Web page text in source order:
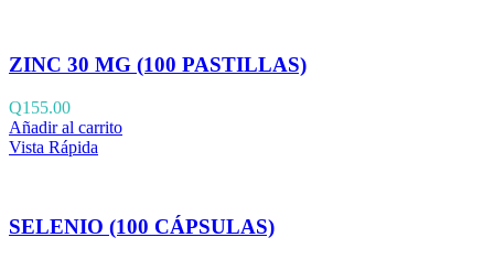
ZINC 30 MG (100 PASTILLAS)
Q155.00
Añadir al carrito
Vista Rápida
SELENIO (100 CÁPSULAS)